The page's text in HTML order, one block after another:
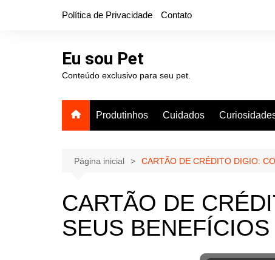
Política de Privacidade Contato
Eu sou Pet
Conteúdo exclusivo para seu pet.
Produtinhos Cuidados
Página inicial CARTÃO DE CRÉDITO DIGIO:
CARTÃO DE
SEUS BENEFÍCIOS